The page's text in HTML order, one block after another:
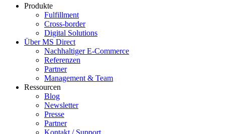
Produkte
Fulfillment
Cross-border
Digital Solutions
Über MS Direct
Nachhaltiger E-Commerce
Referenzen
Partner
Management & Team
Ressourcen
Blog
Newsletter
Presse
Partner
Kontakt / Support